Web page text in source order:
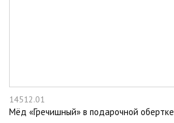
14512.01
Мёд «Гречишный» в подарочной обертке